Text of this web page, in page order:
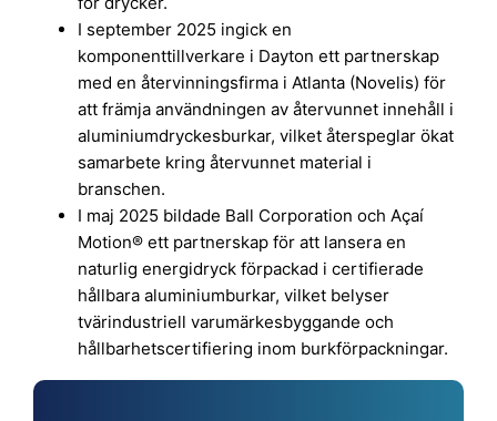
I september 2025 ingick en
komponenttillverkare i Dayton ett partnerskap
med en återvinningsfirma i Atlanta (Novelis) för
att främja användningen av återvunnet innehåll i
aluminiumdryckesburkar, vilket återspeglar ökat
samarbete kring återvunnet material i
branschen.
I maj 2025 bildade Ball Corporation och Açaí
Motion® ett partnerskap för att lansera en
naturlig energidryck förpackad i certifierade
hållbara aluminiumburkar, vilket belyser
tvärindustriell varumärkesbyggande och
hållbarhetscertifiering inom burkförpackningar.